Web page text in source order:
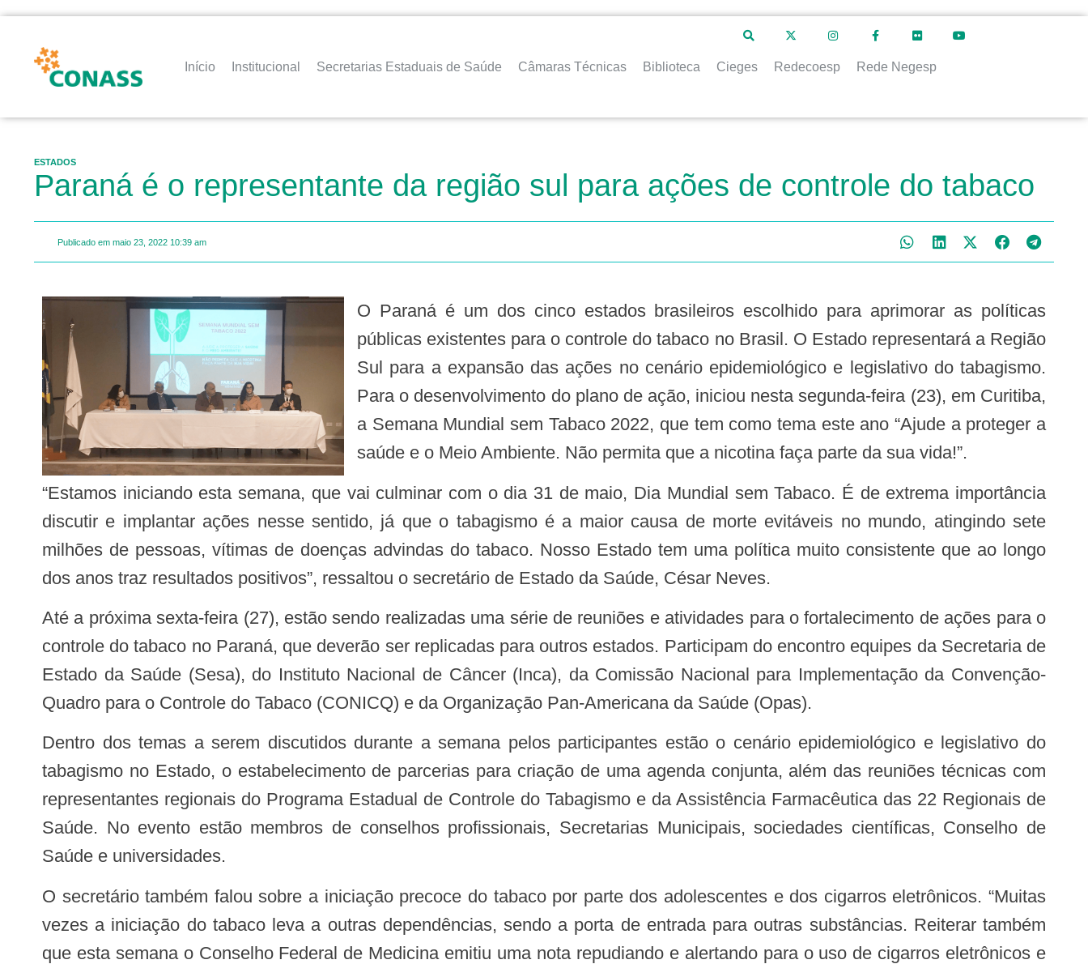
Início Institucional Secretarias Estaduais de Saúde Câmaras Técnicas Biblioteca Cieges Redecoesp Rede Negesp
ESTADOS
Paraná é o representante da região sul para ações de controle do tabaco
Publicado em maio 23, 2022 10:39 am
O Paraná é um dos cinco estados brasileiros escolhido para aprimorar as políticas
públicas existentes para o controle do tabaco no Brasil. O Estado representará a Região
Sul para a expansão das ações no cenário epidemiológico e legislativo do tabagismo.
Para o desenvolvimento do plano de ação, iniciou nesta segunda-feira (23), em Curitiba,
a Semana Mundial sem Tabaco 2022, que tem como tema este ano “Ajude a proteger a
saúde e o Meio Ambiente. Não permita que a nicotina faça parte da sua vida!”.
“Estamos iniciando esta semana, que vai culminar com o dia 31 de maio, Dia Mundial sem Tabaco. É de extrema importância
discutir e implantar ações nesse sentido, já que o tabagismo é a maior causa de morte evitáveis no mundo, atingindo sete
milhões de pessoas, vítimas de doenças advindas do tabaco. Nosso Estado tem uma política muito consistente que ao longo
dos anos traz resultados positivos”, ressaltou o secretário de Estado da Saúde, César Neves.
Até a próxima sexta-feira (27), estão sendo realizadas uma série de reuniões e atividades para o fortalecimento de ações para o
controle do tabaco no Paraná, que deverão ser replicadas para outros estados. Participam do encontro equipes da Secretaria de
Estado da Saúde (Sesa), do Instituto Nacional de Câncer (Inca), da Comissão Nacional para Implementação da Convenção-
Quadro para o Controle do Tabaco (CONICQ) e da Organização Pan-Americana da Saúde (Opas).
Dentro dos temas a serem discutidos durante a semana pelos participantes estão o cenário epidemiológico e legislativo do
tabagismo no Estado, o estabelecimento de parcerias para criação de uma agenda conjunta, além das reuniões técnicas com
representantes regionais do Programa Estadual de Controle do Tabagismo e da Assistência Farmacêutica das 22 Regionais de
Saúde. No evento estão membros de conselhos profissionais, Secretarias Municipais, sociedades científicas, Conselho de
Saúde e universidades.
O secretário também falou sobre a iniciação precoce do tabaco por parte dos adolescentes e dos cigarros eletrônicos. “Muitas
vezes a iniciação do tabaco leva a outras dependências, sendo a porta de entrada para outras substâncias. Reiterar também
que esta semana o Conselho Federal de Medicina emitiu uma nota repudiando e alertando para o uso de cigarros eletrônicos e